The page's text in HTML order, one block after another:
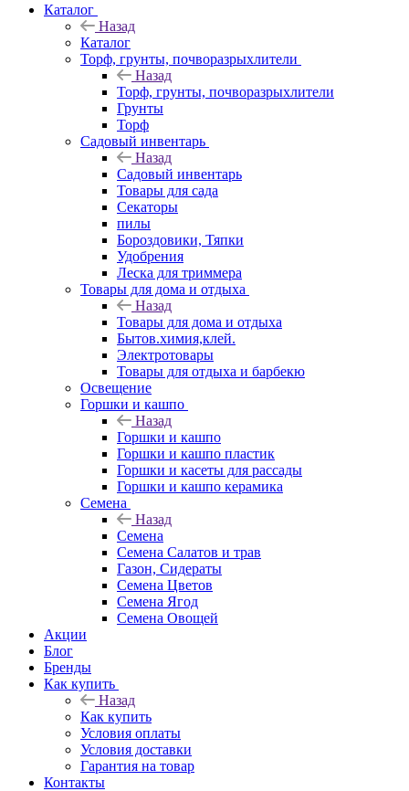
Каталог
Назад
Каталог
Торф, грунты, почворазрыхлители
Назад
Торф, грунты, почворазрыхлители
Грунты
Торф
Садовый инвентарь
Назад
Садовый инвентарь
Товары для сада
Секаторы
пилы
Бороздовики, Тяпки
Удобрения
Леска для триммера
Товары для дома и отдыха
Назад
Товары для дома и отдыха
Бытов.химия,клей.
Электротовары
Товары для отдыха и барбекю
Освещение
Горшки и кашпо
Назад
Горшки и кашпо
Горшки и кашпо пластик
Горшки и касеты для рассады
Горшки и кашпо керамика
Семена
Назад
Семена
Семена Салатов и трав
Газон, Сидераты
Семена Цветов
Семена Ягод
Семена Овощей
Акции
Блог
Бренды
Как купить
Назад
Как купить
Условия оплаты
Условия доставки
Гарантия на товар
Контакты